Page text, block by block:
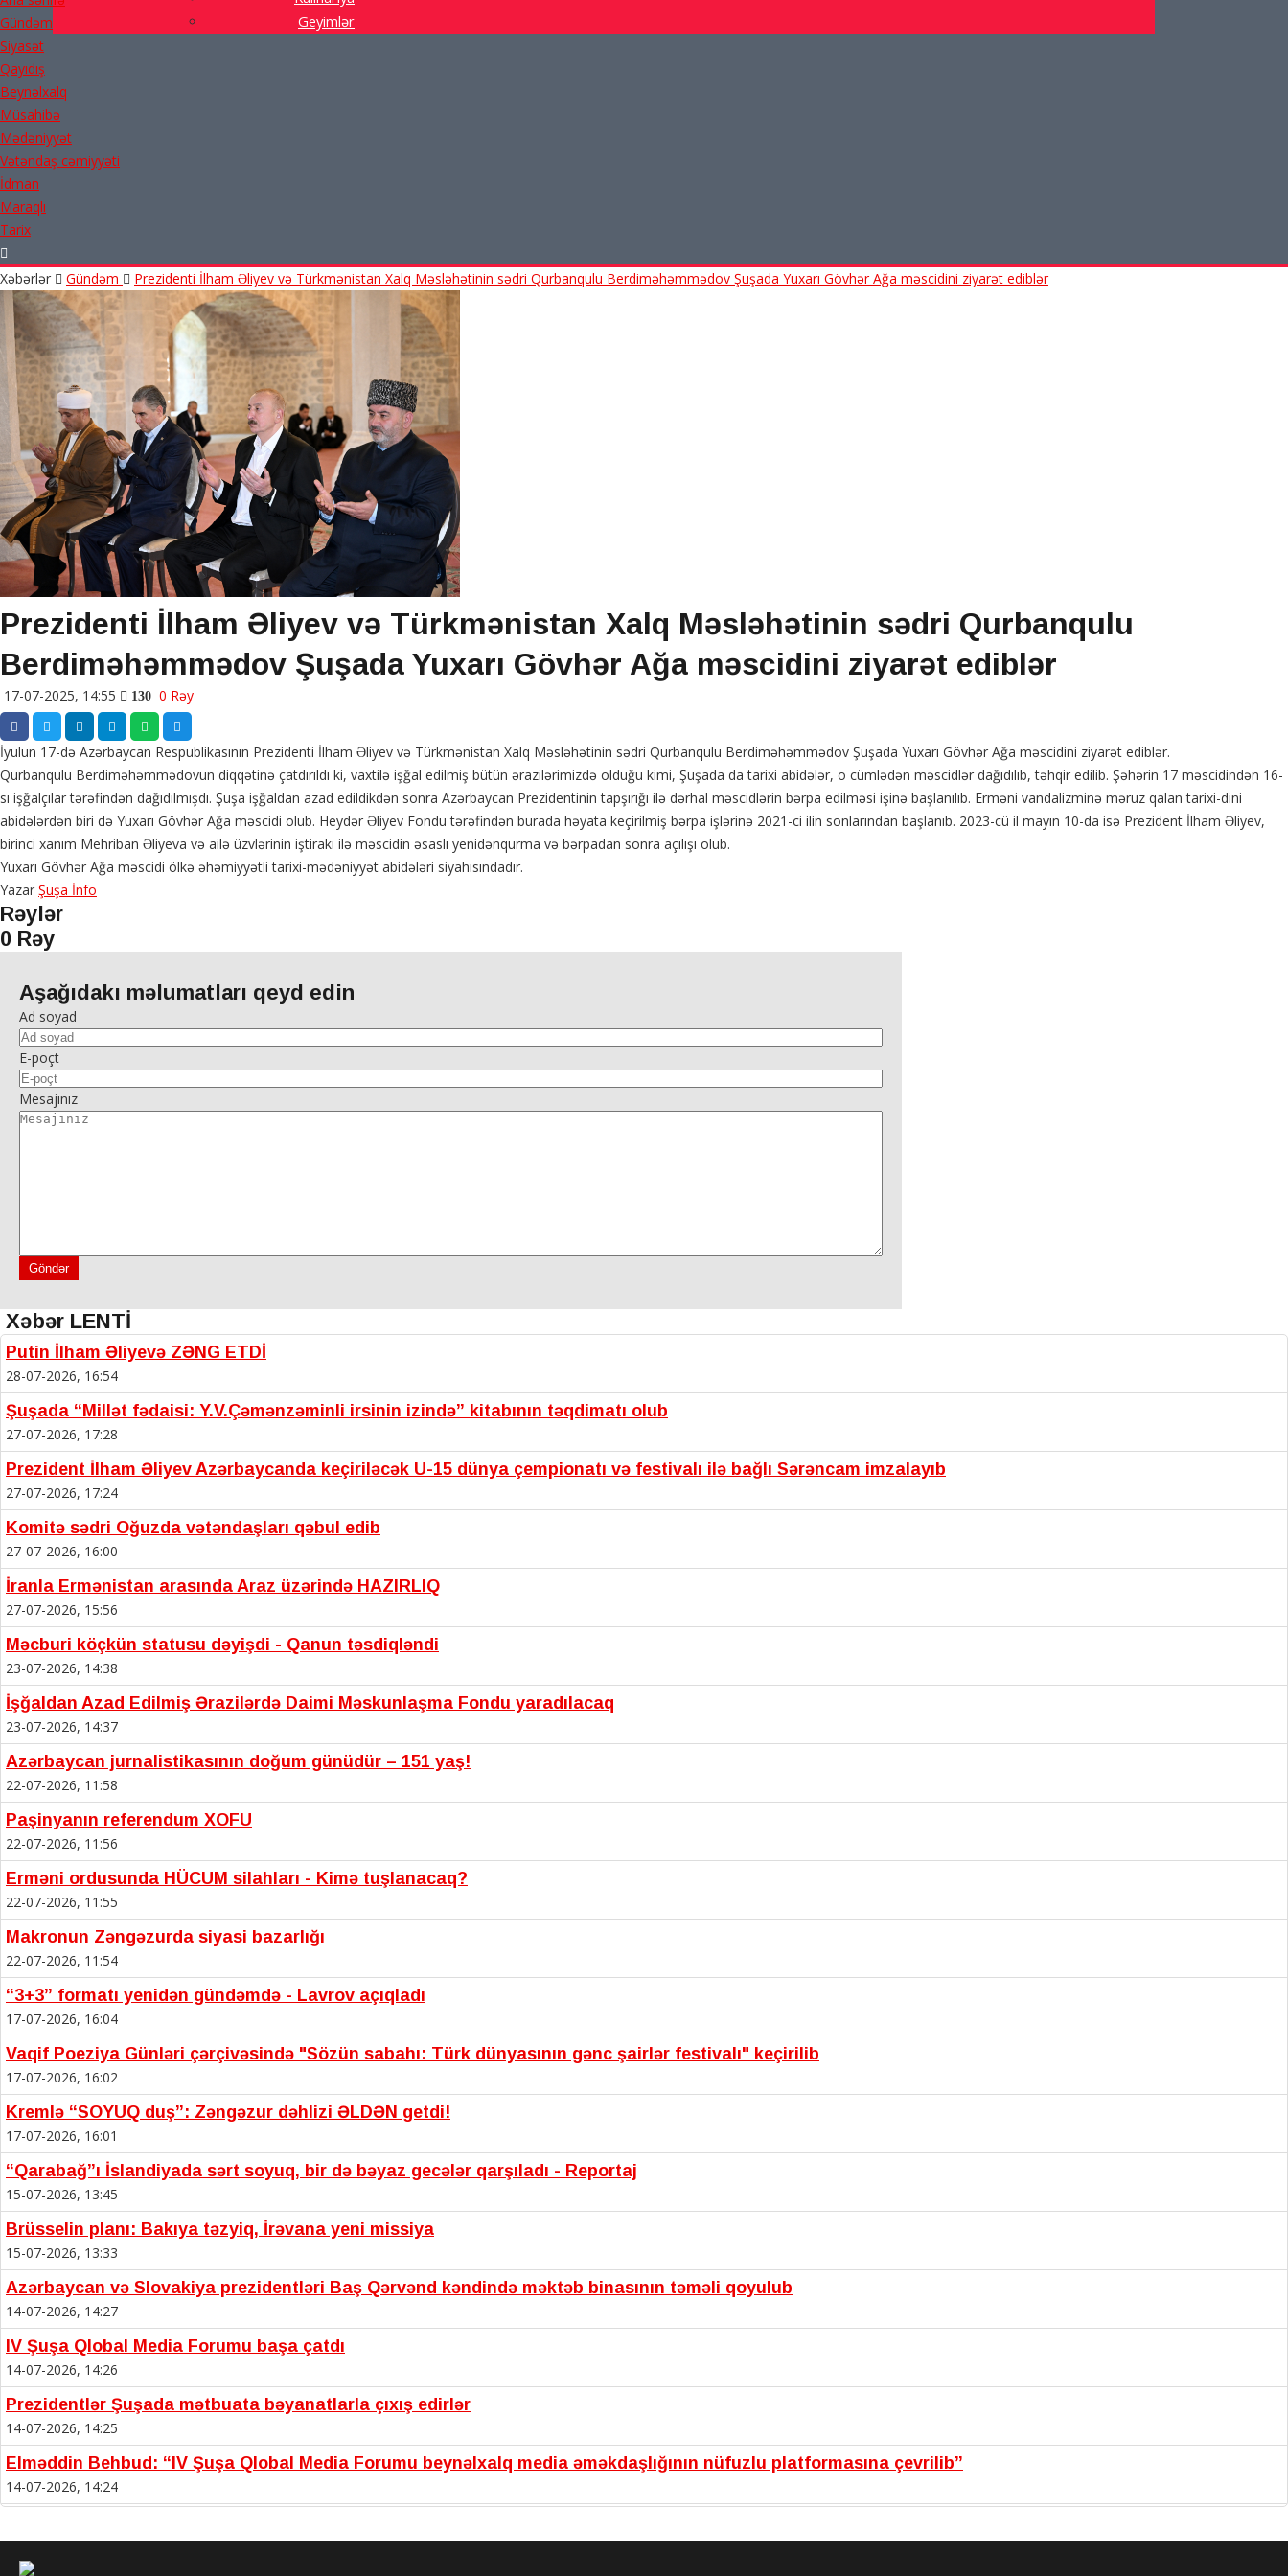
Geyimlər
Gündəm
Siyasət
Qayıdış
Beynəlxalq
Müsahibə
Mədəniyyət
Vətəndaş cəmiyyəti
İdman
Maraqlı
Tarix
Xəbərlər Gündəm Prezidenti İlham Əliyev və Türkmənistan Xalq Məsləhətinin sədri Qurbanqulu Berdiməhəmmədov Şuşada Yuxarı Gövhər Ağa məscidini ziyarət ediblər
Prezidenti İlham Əliyev və Türkmənistan Xalq Məsləhətinin sədri Qurbanqulu
Berdiməhəmmədov Şuşada Yuxarı Gövhər Ağa məscidini ziyarət ediblər
17-07-2025, 14:55 130 0 Rəy
İyulun 17-də Azərbaycan Respublikasının Prezidenti İlham Əliyev və Türkmənistan Xalq Məsləhətinin sədri Qurbanqulu Berdiməhəmmədov Şuşada Yuxarı Gövhər Ağa məscidini ziyarət ediblər.
Qurbanqulu Berdiməhəmmədovun diqqətinə çatdırıldı ki, vaxtilə işğal edilmiş bütün ərazilərimizdə olduğu kimi, Şuşada da tarixi abidələr, o cümlədən məscidlər dağıdılıb, təhqir edilib. Şəhərin 17 məscidindən 16-
sı işğalçılar tərəfindən dağıdılmışdı. Şuşa işğaldan azad edildikdən sonra Azərbaycan Prezidentinin tapşırığı ilə dərhal məscidlərin bərpa edilməsi işinə başlanılıb. Erməni vandalizminə məruz qalan tarixi-dini
abidələrdən biri də Yuxarı Gövhər Ağa məscidi olub. Heydər Əliyev Fondu tərəfindən burada həyata keçirilmiş bərpa işlərinə 2021-ci ilin sonlarından başlanıb. 2023-cü il mayın 10-da isə Prezident İlham Əliyev,
birinci xanım Mehriban Əliyeva və ailə üzvlərinin iştirakı ilə məscidin əsaslı yenidənqurma və bərpadan sonra açılışı olub.
Yuxarı Gövhər Ağa məscidi ölkə əhəmiyyətli tarixi-mədəniyyət abidələri siyahısındadır.
Yazar Şuşa İnfo
Rəylər
0 Rəy
Aşağıdakı məlumatları qeyd edin
Ad soyad
E-poçt
Mesajınız
Göndər
Xəbər LENTİ
Putin İlham Əliyevə ZƏNG ETDİ
28-07-2026, 16:54
Şuşada “Millət fədaisi: Y.V.Çəmənzəminli irsinin izində” kitabının təqdimatı olub
27-07-2026, 17:28
Prezident İlham Əliyev Azərbaycanda keçiriləcək U-15 dünya çempionatı və festivalı ilə bağlı Sərəncam imzalayıb
27-07-2026, 17:24
Komitə sədri Oğuzda vətəndaşları qəbul edib
27-07-2026, 16:00
İranla Ermənistan arasında Araz üzərində HAZIRLIQ
27-07-2026, 15:56
Məcburi köçkün statusu dəyişdi - Qanun təsdiqləndi
23-07-2026, 14:38
İşğaldan Azad Edilmiş Ərazilərdə Daimi Məskunlaşma Fondu yaradılacaq
23-07-2026, 14:37
Azərbaycan jurnalistikasının doğum günüdür – 151 yaş!
22-07-2026, 11:58
Paşinyanın referendum XOFU
22-07-2026, 11:56
Erməni ordusunda HÜCUM silahları - Kimə tuşlanacaq?
22-07-2026, 11:55
Makronun Zəngəzurda siyasi bazarlığı
22-07-2026, 11:54
“3+3” formatı yenidən gündəmdə - Lavrov açıqladı
17-07-2026, 16:04
Vaqif Poeziya Günləri çərçivəsində "Sözün sabahı: Türk dünyasının gənc şairlər festivalı" keçirilib
17-07-2026, 16:02
Kremlə “SOYUQ duş”: Zəngəzur dəhlizi ƏLDƏN getdi!
17-07-2026, 16:01
“Qarabağ”ı İslandiyada sərt soyuq, bir də bəyaz gecələr qarşıladı - Reportaj
15-07-2026, 13:45
Brüsselin planı: Bakıya təzyiq, İrəvana yeni missiya
15-07-2026, 13:33
Azərbaycan və Slovakiya prezidentləri Baş Qərvənd kəndində məktəb binasının təməli qoyulub
14-07-2026, 14:27
IV Şuşa Qlobal Media Forumu başa çatdı
14-07-2026, 14:26
Prezidentlər Şuşada mətbuata bəyanatlarla çıxış edirlər
14-07-2026, 14:25
Elməddin Behbud: “IV Şuşa Qlobal Media Forumu beynəlxalq media əməkdaşlığının nüfuzlu platformasına çevrilib”
14-07-2026, 14:24
13-07-2026, 10:35